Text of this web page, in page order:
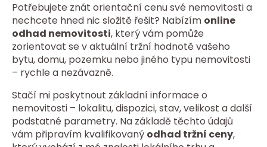
Potřebujete znát orientační cenu své nemovitosti a
nechcete hned nic složitě řešit? Nabízím online
odhad nemovitosti, který vám pomůže
zorientovat se v aktuální tržní hodnotě vašeho
bytu, domu, pozemku nebo jiného typu nemovitosti
– rychle a nezávazně.
Stačí mi poskytnout základní informace o
nemovitosti – lokalitu, dispozici, stav, velikost a další
podstatné parametry. Na základě těchto údajů
vám připravím kvalifikovaný odhad tržní ceny,